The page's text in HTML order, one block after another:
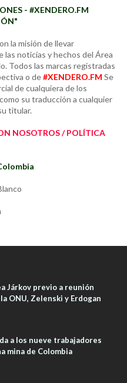
- #XENDERO.FM
la misión de llevar
las noticias y hechos del Área
Todos las marcas registradas
o de#XENDERO.FM Se
de cualquiera de los
su traducción a cualquier
titular.
NOSOTROS / POLÍTICA
Járkov previo a reunión
ONU, Zelenski y Erdogan
a los nueve trabajadores
mina de Colombia